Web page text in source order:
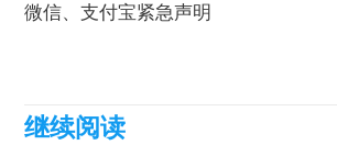
微信、支付宝紧急声明